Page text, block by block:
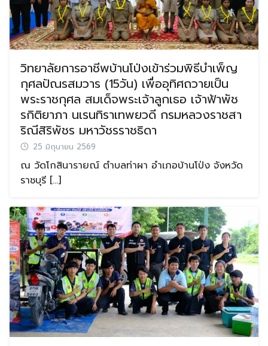
วิทยาลัยการอาชีพบ้านโป่งเข้าร่วมพิธีบำเพ็ญ
กุศลปัณรสมวาร (15วัน) เพื่ออุทิศถวายเป็น
พระราชกุศล สมเด็จพระเจ้าลูกเธอ เจ้าฟ้าพัช
รกิติยาภา นเรนทิราเทพยวดี กรมหลวงราชสา
ริณีสิริพัชร มหาวัชรราชธิดา
25 มิถุนายน 2569
ณ วัดโกสินารายณ์ ตำบลท่าผา อำเภอบ้านโป่ง จังหวัด
ราชบุรี […]